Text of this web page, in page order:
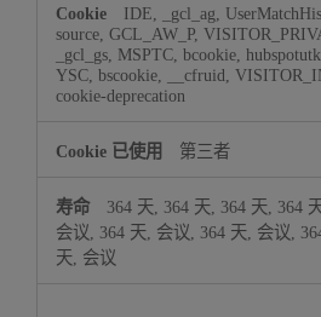
IDE, _gcl_ag,
source, GCL_AW_P,
_gcl_gs, MSPTC, bcookie,
YSC, bscookie, __cfruid,
cookie-deprecation
第三者
364 天, 364 天, 364 天, 364
会议, 364 天, 会议, 364 天, 会议,
天, 会议